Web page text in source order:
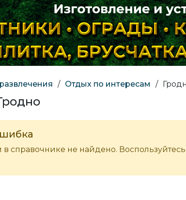
/ Отдых по интересам /
справочнике не найдено.